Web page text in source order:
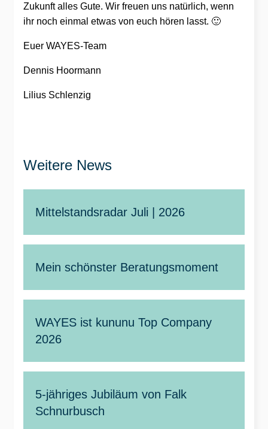
Zukunft alles Gute. Wir freuen uns natürlich, wenn
ihr noch einmal etwas von euch hören lasst. 🙂
Euer WAYES-Team
Dennis Hoormann
Lilius Schlenzig
Weitere News
Mittelstandsradar Juli | 2026
Mein schönster Beratungsmoment
WAYES ist kununu Top Company
2026
5-jähriges Jubiläum von Falk
Schnurbusch